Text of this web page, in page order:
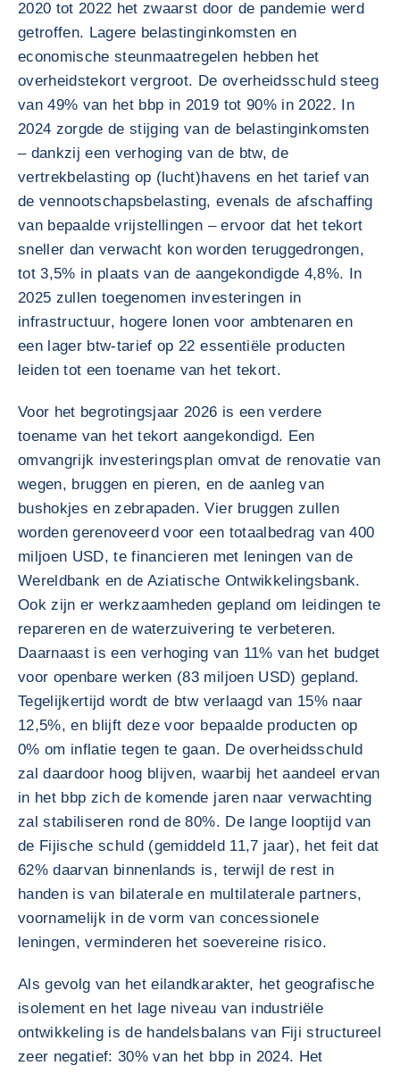
2020 tot 2022 het zwaarst door de pandemie werd
getroffen. Lagere belastinginkomsten en
economische steunmaatregelen hebben het
overheidstekort vergroot. De overheidsschuld steeg
van 49% van het bbp in 2019 tot 90% in 2022. In
2024 zorgde de stijging van de belastinginkomsten
– dankzij een verhoging van de btw, de
vertrekbelasting op (lucht)havens en het tarief van
de vennootschapsbelasting, evenals de afschaffing
van bepaalde vrijstellingen – ervoor dat het tekort
sneller dan verwacht kon worden teruggedrongen,
tot 3,5% in plaats van de aangekondigde 4,8%. In
2025 zullen toegenomen investeringen in
infrastructuur, hogere lonen voor ambtenaren en
een lager btw-tarief op 22 essentiële producten
leiden tot een toename van het tekort.
Voor het begrotingsjaar 2026 is een verdere
toename van het tekort aangekondigd. Een
omvangrijk investeringsplan omvat de renovatie van
wegen, bruggen en pieren, en de aanleg van
bushokjes en zebrapaden. Vier bruggen zullen
worden gerenoveerd voor een totaalbedrag van 400
miljoen USD, te financieren met leningen van de
Wereldbank en de Aziatische Ontwikkelingsbank.
Ook zijn er werkzaamheden gepland om leidingen te
repareren en de waterzuivering te verbeteren.
Daarnaast is een verhoging van 11% van het budget
voor openbare werken (83 miljoen USD) gepland.
Tegelijkertijd wordt de btw verlaagd van 15% naar
12,5%, en blijft deze voor bepaalde producten op
0% om inflatie tegen te gaan. De overheidsschuld
zal daardoor hoog blijven, waarbij het aandeel ervan
in het bbp zich de komende jaren naar verwachting
zal stabiliseren rond de 80%. De lange looptijd van
de Fijische schuld (gemiddeld 11,7 jaar), het feit dat
62% daarvan binnenlands is, terwijl de rest in
handen is van bilaterale en multilaterale partners,
voornamelijk in de vorm van concessionele
leningen, verminderen het soevereine risico.
Als gevolg van het eilandkarakter, het geografische
isolement en het lage niveau van industriële
ontwikkeling is de handelsbalans van Fiji structureel
zeer negatief: 30% van het bbp in 2024. Het